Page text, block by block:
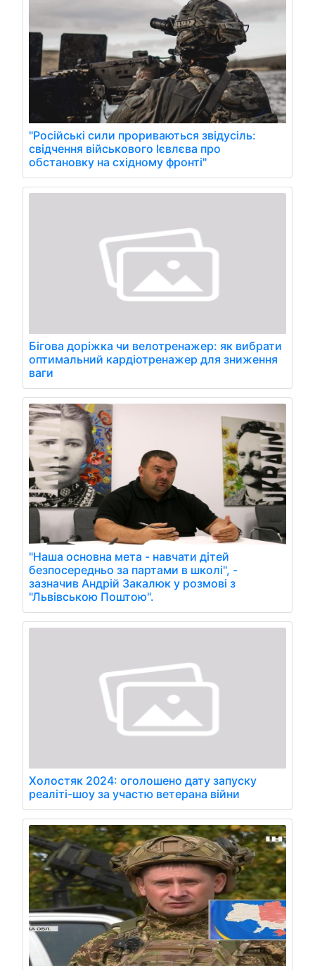
"Російські сили прориваються звідусіль:
свідчення військового Ієвлєва про
обстановку на східному фронті"
Бігова доріжка чи велотренажер: як вибрати
оптимальний кардіотренажер для зниження
ваги
"Наша основна мета - навчати дітей
безпосередньо за партами в школі", -
зазначив Андрій Закалюк у розмові з
"Львівською Поштою".
Холостяк 2024: оголошено дату запуску
реаліті-шоу за участю ветерана війни